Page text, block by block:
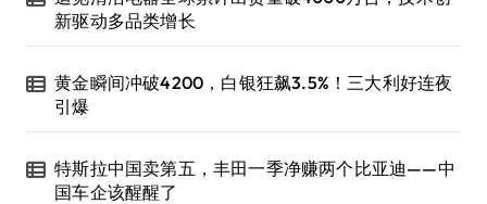
新驱动多品类增长
黄金瞬间冲破4200，白银狂飙3.5%！三大利好连夜
引爆
特斯拉中国卖第五，丰田一季净赚两个比亚迪——中
国车企该醒醒了